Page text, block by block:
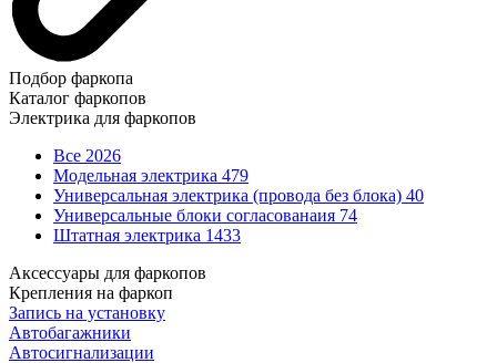
Подбор фаркопа
Каталог фаркопов
Электрика для фаркопов
Все 2026
Модельная электрика 479
Универсальная электрика (провода без блока) 40
Универсальные блоки согласованаия 74
Штатная электрика 1433
Аксессуары для фаркопов
Крепления на фаркоп
Запись на установку
Автобагажники
Автосигнализации